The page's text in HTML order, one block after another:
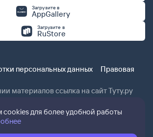
Загрузите в
AppGallery
Загрузите в
RuStore
персональных данных
Правовая
материалов ссылка на сайт Туту.ру
для более удобной работы